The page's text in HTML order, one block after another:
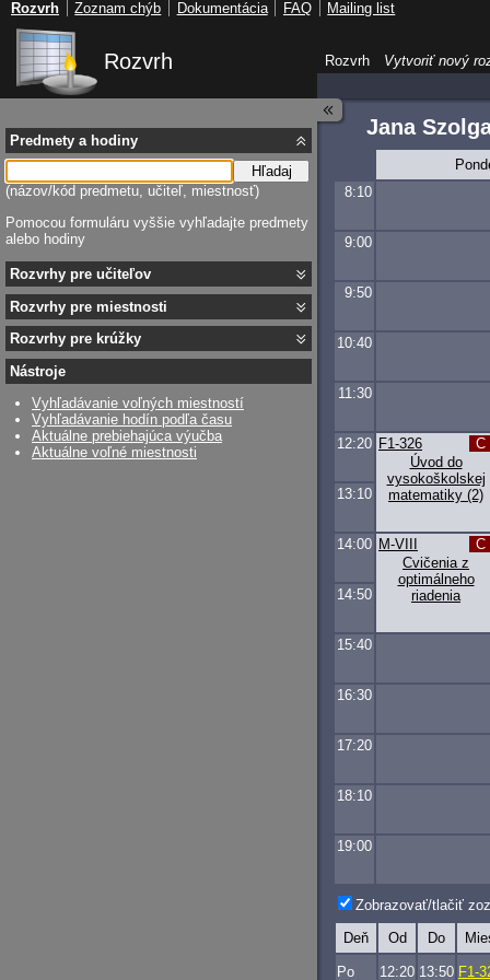
Rozvrh
Jana
8:10
9:00
9:50
10:40
11:30
12:20
Úvod do
vysokoškolskej
matematiky (2)
F1-326 C
13:10
14:00
Cvičenia z
optimálneho
riadenia
M-VIII C
14:50
15:40
16:30
17:20
18:10
19:00
Zobrazovať/tlačiť
Deň Od Do
Po 12:20 13:50 F1-
Predmety a hodiny
Hľadaj
(názov/kód predmetu, učiteľ, miestnosť)
Pomocou formuláru vyššie vyhľadajte predmety
alebo hodiny
Rozvrhy pre učiteľov
Rozvrhy pre miestnosti
Rozvrhy pre krúžky
Nástroje
Vyhľadávanie voľných miestností
Vyhľadávanie hodín podľa času
Aktuálne prebiehajúca výučba
Aktuálne voľné miestnosti
Rozvrh Vytvoriť nový
Rozvrh Zoznam chýb Dokumentácia FAQ Mailing list